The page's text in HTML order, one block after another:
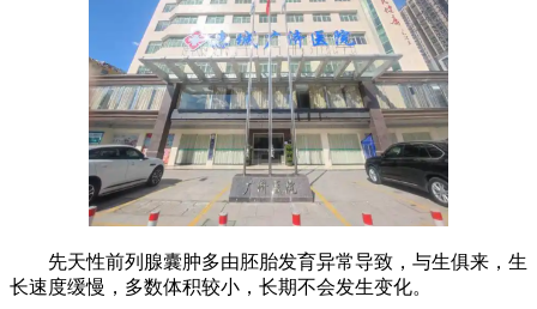
先天性前列腺囊肿多由胚胎发育异常导致，与生俱来，生
长速度缓慢，多数体积较小，长期不会发生变化。